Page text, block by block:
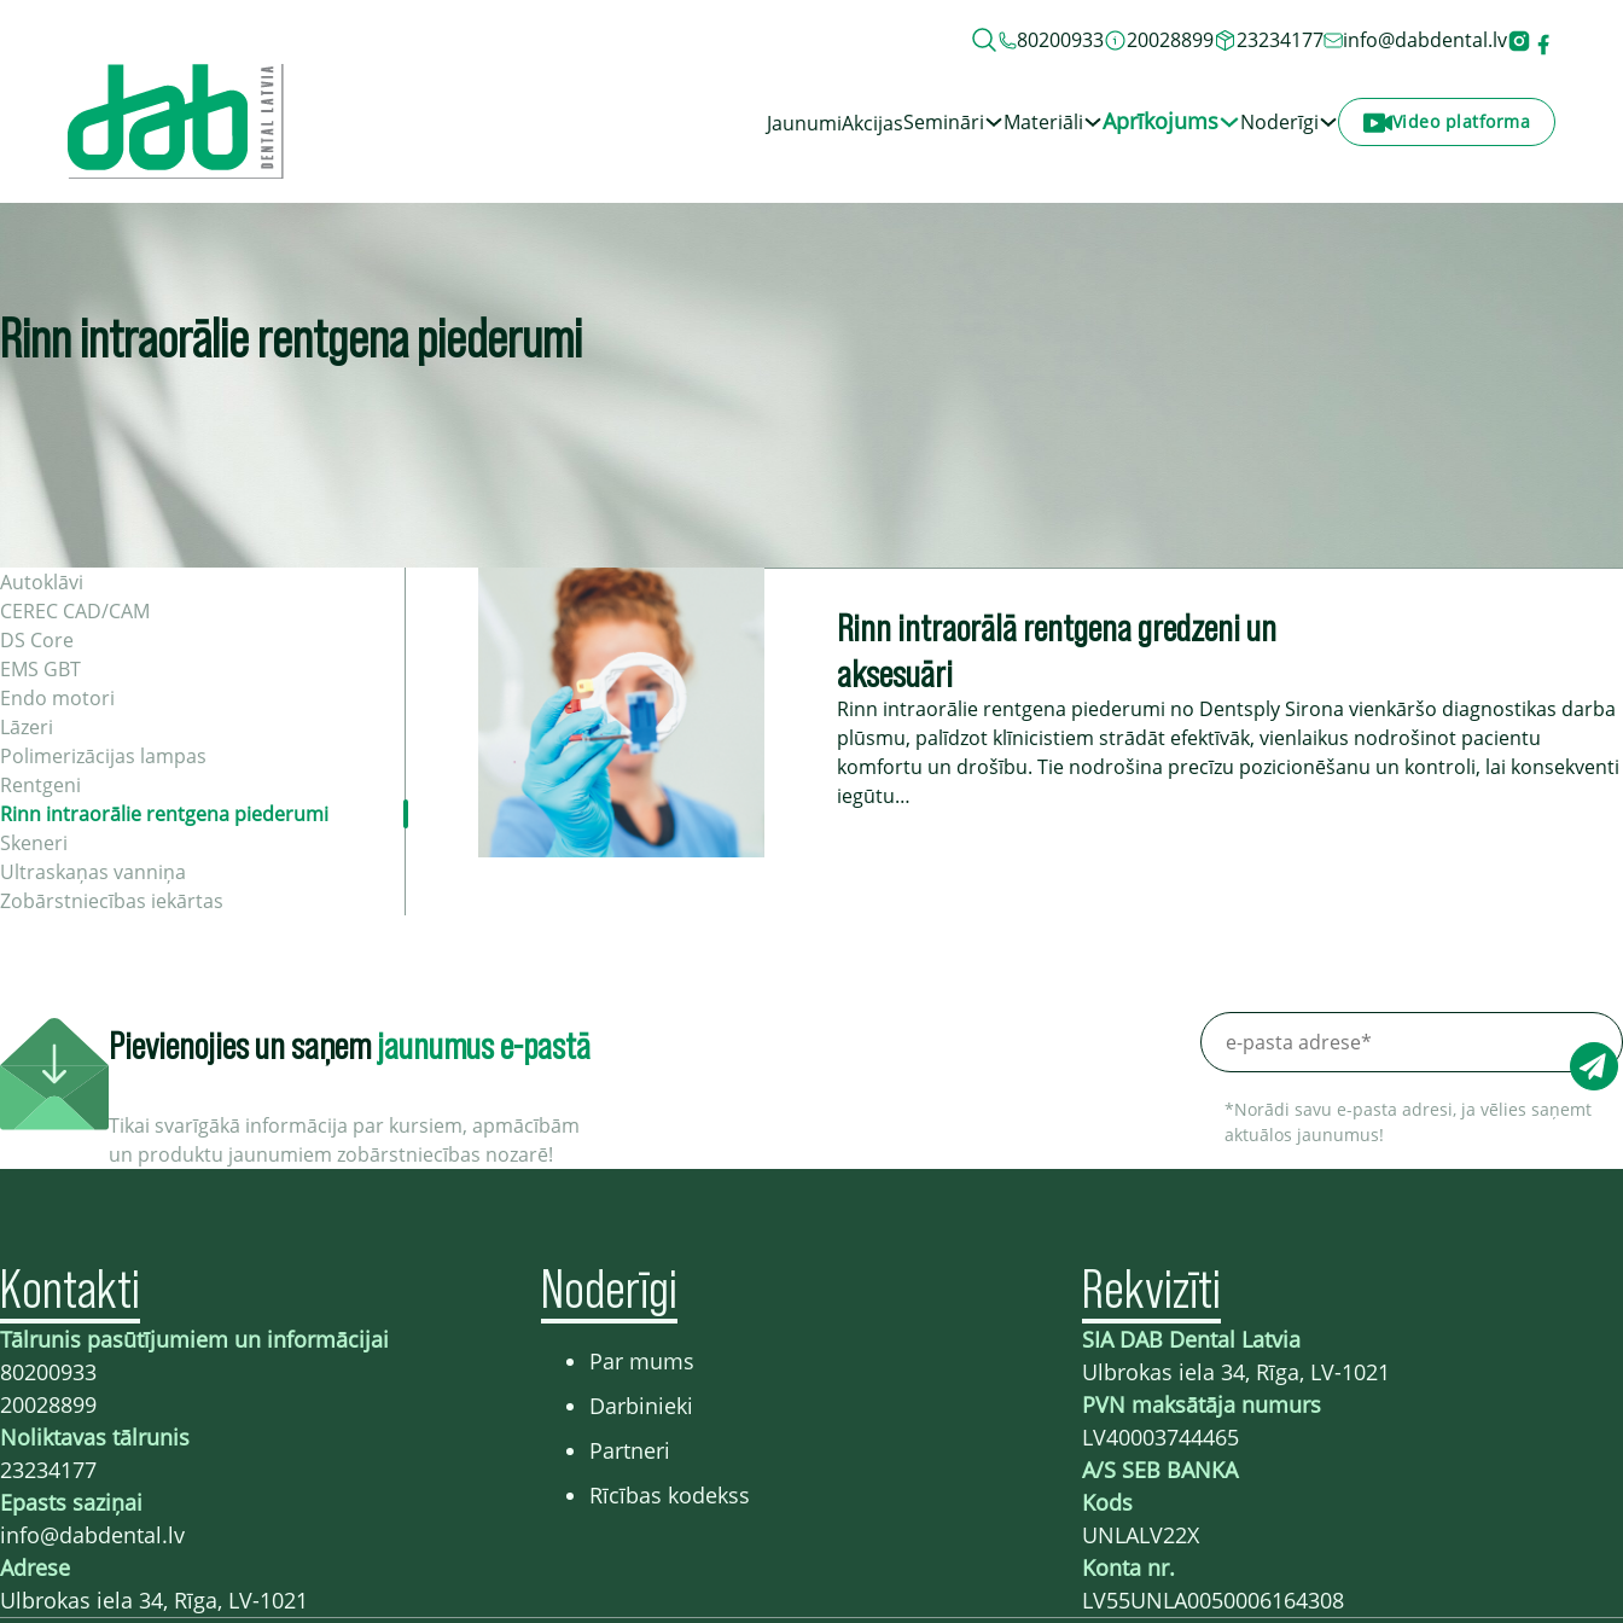
80200933 20028899 23234177 info@dabdental.lv
JaunumiAkcijasSemināri Materiāli Aprīkojums Noderīgi Video platforma
Rinn intraorālie rentgena piederumi
Sākums- Aprīkojums Kategorija-
Autoklāvi
CEREC CAD/CAM
DS Core
EMS GBT
Endo motori
Lāzeri
Polimerizācijas lampas
Rentgeni
Rinn intraorālie rentgena piederumi
Skeneri
Ultraskaņas vanniņa
Zobārstniecības iekārtas
Rinn intraorālā rentgena gredzeni un
aksesuāri
Rinn intraorālie rentgena piederumi no Dentsply Sirona vienkāršo diagnostikas darba
plūsmu, palīdzot klīnicistiem strādāt efektīvāk, vienlaikus nodrošinot pacientu
komfortu un drošību. Tie nodrošina precīzu pozicionēšanu un kontroli, lai konsekventi
iegūtu…
Pievienojies un saņemjaunumus e-pastā
Tikai svarīgākā informācija par kursiem, apmācībām
un produktu jaunumiem zobārstniecības nozarē!
*Norādi savu e-pasta adresi, ja vēlies saņemt
aktuālos jaunumus!
Kontakti
Tālrunis pasūtījumiem un informācijai
80200933
20028899
Noliktavas tālrunis
23234177
Epasts saziņai
info@dabdental.lv
Adrese
Ulbrokas iela 34, Rīga, LV-1021
Noderīgi
Par mums
Darbinieki
Partneri
Rīcības kodekss
Rekvizīti
SIA DAB Dental Latvia
Ulbrokas iela 34, Rīga, LV-1021
PVN maksātāja numurs
LV40003744465
A/S SEB BANKA
Kods
UNLALV22X
Konta nr.
LV55UNLA0050006164308